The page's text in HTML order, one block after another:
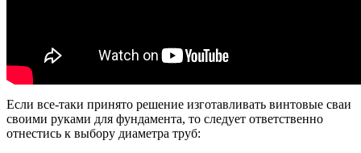
Если все-таки принято решение изготавливать винтовые сваи
своими руками для фундамента, то следует ответственно
отнестись к выбору диаметра труб: